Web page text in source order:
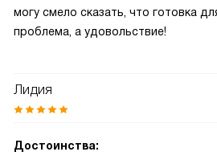
могу смело сказать, что готовка
проблема, а удовольствие!
Лидия
Достоинства: